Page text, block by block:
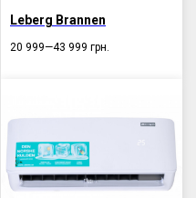
Leberg Brannen
20 999—43 999 грн.